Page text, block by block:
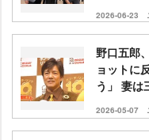
2026-06-23
野口五郎
ョットに
う」 妻は
2026-05-07